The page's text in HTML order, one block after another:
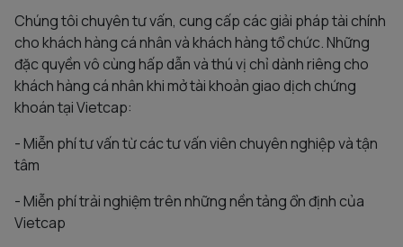
Chúng tôi chuyên tư vấn, cung cấp các giải pháp tài chính
cho khách hàng cá nhân và khách hàng tổ chức. Những
đặc quyền vô cùng hấp dẫn và thú vị chỉ dành riêng cho
khách hàng cá nhân khi mở tài khoản giao dịch chứng
khoán tại Vietcap:
- Miễn phí tư vấn từ các tư vấn viên chuyên nghiệp và tận
tâm
- Miễn phí trải nghiệm trên những nền tảng ổn định của
Vietcap